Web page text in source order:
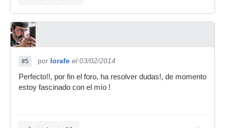
#5 por lorafe el 03/02/2014
Perfecto!!, por fin el foro, ha resolver dudas!, de momento
estoy fascinado con el mío !